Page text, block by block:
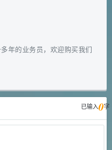
年的业务员，欢迎购买我们
已输入0字